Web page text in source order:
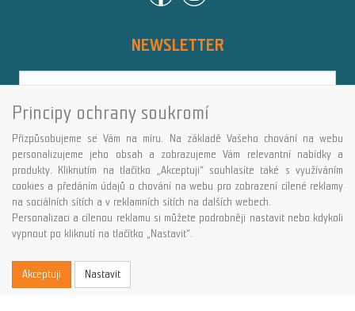
NEWSLETTER
Přihlásit
Více informací o této službě
Copyright © GALASPORT, s.r.o. 2026,
powered by ABRA E-shop
Principy ochrany soukromí
Přizpůsobujeme se Vám na míru. Na základě Vašeho chování na webu
personalizujeme jeho obsah a zobrazujeme Vám relevantní nabídky a
produkty. Kliknutím na tlačítko „Akceptuji“ souhlasíte také s využíváním
cookies a předáním údajů o chování na webu pro zobrazení cílené reklamy
na sociálních sítích a v reklamních sítích na dalších webech.
Personalizaci a cílenou reklamu si můžete podrobněji nastavit nebo kdykoli
vypnout po kliknutí na tlačítko „Nastavit“.
Akceptuji Nastavit